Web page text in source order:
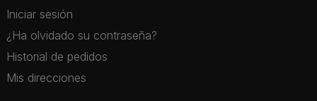
Iniciar sesión
¿Ha olvidado su contraseña?
Historial de pedidos
Mis direcciones